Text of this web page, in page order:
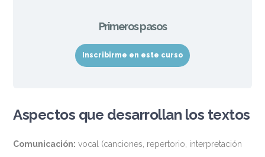
Primeros pasos
Inscribirme en este curso
Aspectos que desarrollan los textos
Comunicación: vocal (canciones, repertorio, interpretación